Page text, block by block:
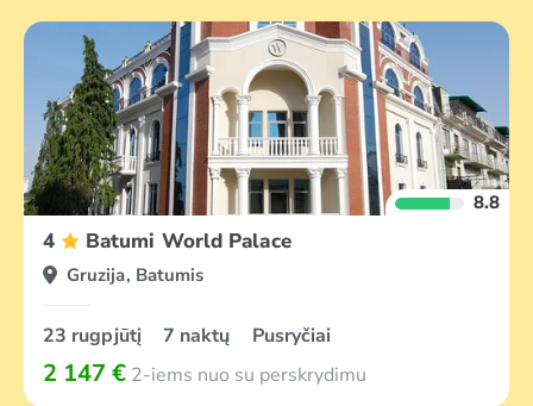
8.8
4 Batumi World Palace
Gruzija, Batumis
23 rugpjūtį 7 naktų Pusryčiai
2 147 € 2-iems nuo su perskrydimu